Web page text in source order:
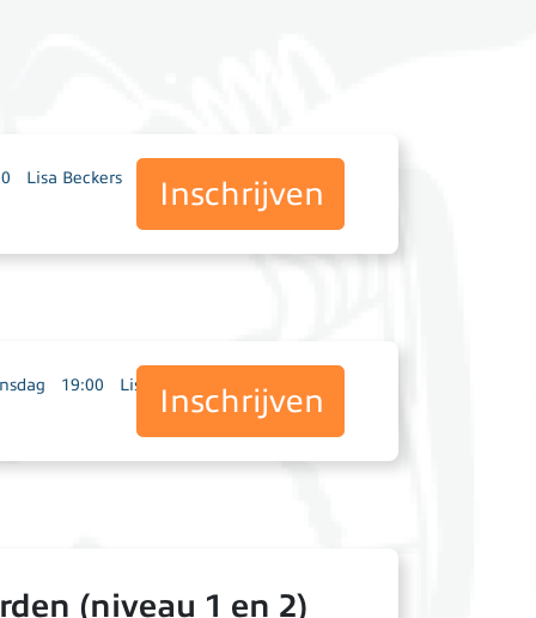
Lisa Beckers Inschrijven
19:00 Lisa BeckersInschrijven
(niveau 1 en 2)